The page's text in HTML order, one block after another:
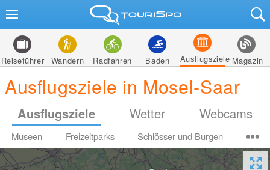
Reiseführer Wandern Radfahren Baden Ausflugsziele Magazin
Ausflugsziele in Mosel-Saar
Ausflugsziele Wetter Webcams
Museen Freizeitparks Schlösser und Burgen